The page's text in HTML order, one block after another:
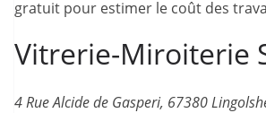
gratuit pour estimer le coût des
Vitrerie-Miroiterie
4 Rue Alcide de Gasperi, 67380